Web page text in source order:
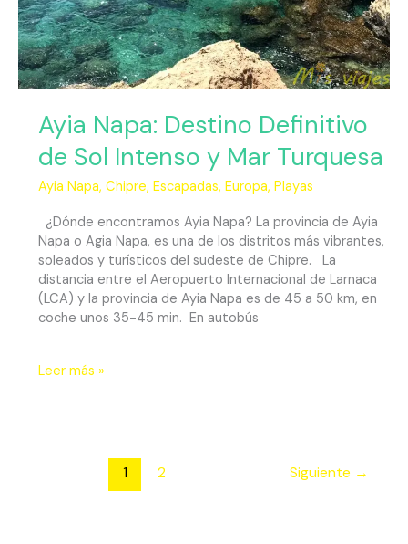
Ayia Napa: Destino Definitivo
de Sol Intenso y Mar Turquesa
Ayia Napa, Chipre, Escapadas, Europa, Playas
¿Dónde encontramos Ayia Napa? La provincia de Ayia
Napa o Agia Napa, es una de los distritos más vibrantes,
soleados y turísticos del sudeste de Chipre. La
distancia entre el Aeropuerto Internacional de Larnaca
(LCA) y la provincia de Ayia Napa es de 45 a 50 km, en
coche unos 35-45 min. En autobús
Leer más »
1 2 Siguiente →